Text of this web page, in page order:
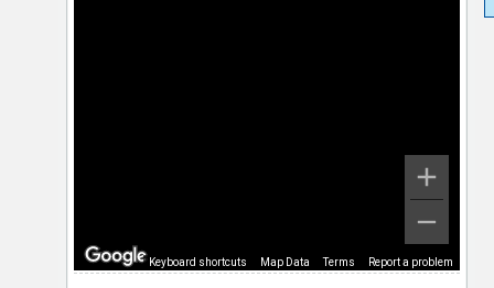
Keyboard shortcuts Map Data Terms Report a problem